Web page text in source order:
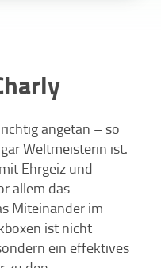
angetan – so
Weltmeisterin ist.
Ehrgeiz und
allem das
Miteinander im
ist nicht
ein effektives